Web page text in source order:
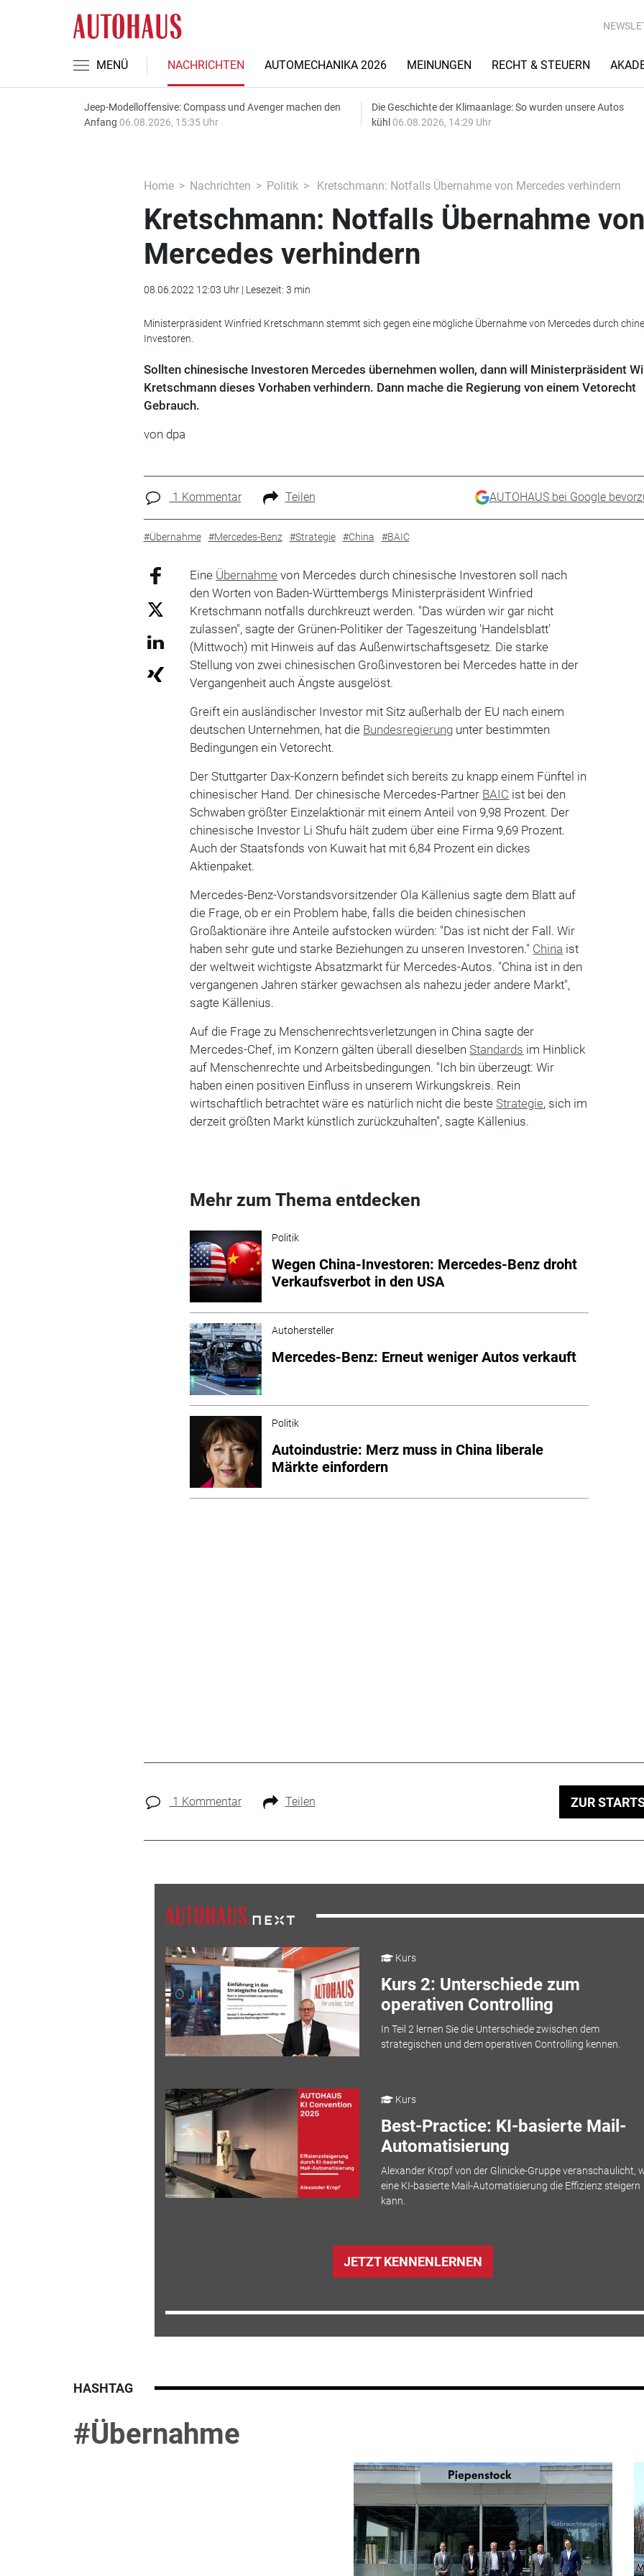
MENÜ NACHRICHTEN AUTOMECHANIKA 2026 MEINUNGEN RECHT & STEUERN
Jeep-Modelloffensive: Compass und Avenger machen den
Anfang 06.08.2026, 15:35 Uhr
Die Geschichte der Klimaanlage: So wurden unsere Autos
kühl 06.08.2026, 14:29 Uhr
Home Nachrichten Politik Kretschmann: Notfalls Übernahme von Mercedes verhindern
Kretschmann: Notfalls Übernahme von
Mercedes verhindern
08.06.2022 12:03 Uhr | Lesezeit: 3 min
Ministerpräsident Winfried Kretschmann stemmt sich gegen eine mögliche Übernahme von Mercedes durch
Investoren.
Sollten chinesische Investoren Mercedes übernehmen wollen, dann will Ministerpräsident
Kretschmann dieses Vorhaben verhindern. Dann mache die Regierung von einem Vetorecht
Gebrauch.
von dpa
1 Kommentar Teilen AUTOHAUS bei Google
#Übernahme #Mercedes-Benz #Strategie #China #BAIC
Eine Übernahme von Mercedes durch chinesische Investoren soll nach
den Worten von Baden-Württembergs Ministerpräsident Winfried
Kretschmann notfalls durchkreuzt werden. "Das würden wir gar nicht
zulassen", sagte der Grünen-Politiker der Tageszeitung 'Handelsblatt'
(Mittwoch) mit Hinweis auf das Außenwirtschaftsgesetz. Die starke
Stellung von zwei chinesischen Großinvestoren bei Mercedes hatte in der
Vergangenheit auch Ängste ausgelöst.
Greift ein ausländischer Investor mit Sitz außerhalb der EU nach einem
deutschen Unternehmen, hat die Bundesregierung unter bestimmten
Bedingungen ein Vetorecht.
Der Stuttgarter Dax-Konzern befindet sich bereits zu knapp einem Fünftel in
chinesischer Hand. Der chinesische Mercedes-Partner BAIC ist bei den
Schwaben größter Einzelaktionär mit einem Anteil von 9,98 Prozent. Der
chinesische Investor Li Shufu hält zudem über eine Firma 9,69 Prozent.
Auch der Staatsfonds von Kuwait hat mit 6,84 Prozent ein dickes
Aktienpaket.
Mercedes-Benz-Vorstandsvorsitzender Ola Källenius sagte dem Blatt auf
die Frage, ob er ein Problem habe, falls die beiden chinesischen
Großaktionäre ihre Anteile aufstocken würden: "Das ist nicht der Fall. Wir
haben sehr gute und starke Beziehungen zu unseren Investoren." China ist
der weltweit wichtigste Absatzmarkt für Mercedes-Autos. "China ist in den
vergangenen Jahren stärker gewachsen als nahezu jeder andere Markt",
sagte Källenius.
Auf die Frage zu Menschenrechtsverletzungen in China sagte der
Mercedes-Chef, im Konzern gälten überall dieselben Standards im Hinblick
auf Menschenrechte und Arbeitsbedingungen. "Ich bin überzeugt: Wir
haben einen positiven Einfluss in unserem Wirkungskreis. Rein
wirtschaftlich betrachtet wäre es natürlich nicht die beste Strategie, sich im
derzeit größten Markt künstlich zurückzuhalten", sagte Källenius.
Mehr zum Thema entdecken
Politik
Wegen China-Investoren: Mercedes-Benz droht
Verkaufsverbot in den USA
Autohersteller
Mercedes-Benz: Erneut weniger Autos verkauft
Politik
Autoindustrie: Merz muss in China liberale
Märkte einfordern
1 Kommentar Teilen ZUR
Kurs
Kurs 2: Unterschiede zum
operativen Controlling
In Teil 2 lernen Sie die Unterschiede zwischen dem
strategischen und dem operativen Controlling kennen.
Kurs
Best-Practice: KI-basierte Mail-
Automatisierung
Alexander Kropf von der Glinicke-Gruppe veranschaulicht,
eine KI-basierte Mail-Automatisierung die Effizienz steigern
kann.
JETZT KENNENLERNEN
HASHTAG
#Übernahme